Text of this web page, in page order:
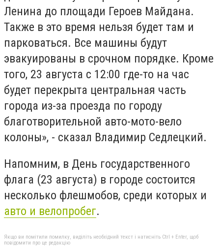
Ленина до площади Героев Майдана.
Также в это время нельзя будет там и
парковаться. Все машины будут
эвакуированы в срочном порядке. Кроме
того, 23 августа с 12:00 где-то на час
будет перекрыта центральная часть
города из-за проезда по городу
благотворительной авто-мото-вело
колоны», - сказал Владимир Седлецкий.
Напомним, в День государственного
флага (23 августа) в городе состоится
несколько флешмобов, среди которых и
авто и велопробег.
Якщо ви помітили помилку, виділіть необхідний текст і натисніть Ctrl + Enter, щоб
повідомити про це редакцію